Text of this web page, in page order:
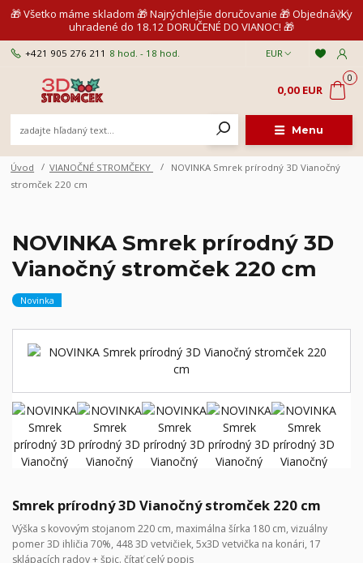
🎁 Všetko máme skladom 🎁 Najrýchlejšie doručovanie 🎁 Objednávky
uhradené do 18.12 DORUČENÉ DO VIANOC! 🎁
Menu
EUR
+421 905 276 211 8 hod. - 18 hod.
0
0,00 EUR
Úvod VIANOČNÉ STROMČEKY
NOVINKA Smrek prírodný 3D Vianočný
stromček 220 cm
NOVINKA Smrek prírodný 3D
Vianočný stromček 220 cm
Novinka
Smrek prírodný 3D Vianočný stromček 220 cm
Výška s kovovým stojanom 220 cm, maximálna šírka 180 cm, vizuálny
pomer 3D ihličia 70%, 448 3D vetvičiek, 5x3D vetvička na konári, 17
sklápacích radov + špic. čítať celý popis